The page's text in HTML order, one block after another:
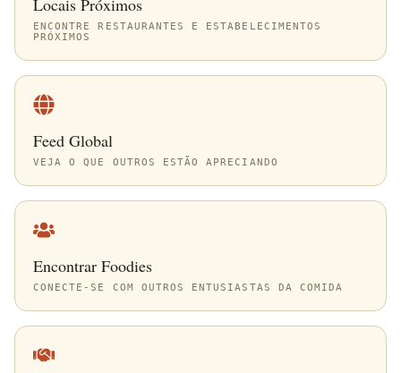
Locais Próximos
ENCONTRE RESTAURANTES E ESTABELECIMENTOS
PRÓXIMOS
Feed Global
VEJA O QUE OUTROS ESTÃO APRECIANDO
Encontrar Foodies
CONECTE-SE COM OUTROS ENTUSIASTAS DA COMIDA